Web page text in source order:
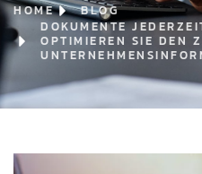
HOME
BLOG
DOKUMENTE
OPTIMIEREN SIE DEN